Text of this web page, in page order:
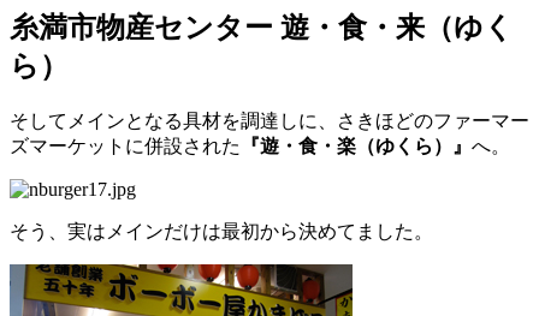
糸満市物産センター 遊・食・来（ゆく
ら）
そしてメインとなる具材を調達しに、さきほどのファーマー
ズマーケットに併設された
『遊・食・楽（ゆくら）』 へ。
そう、実はメインだけは最初から決めてました。